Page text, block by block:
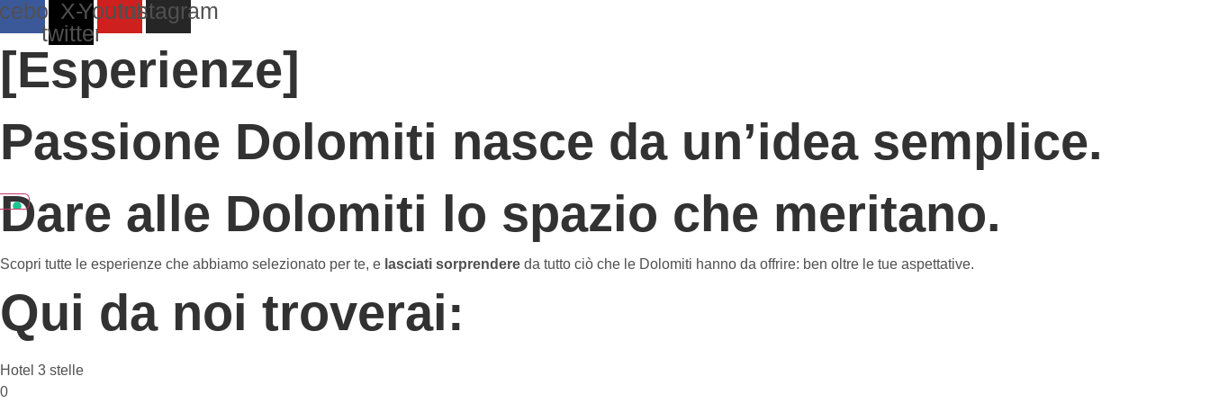
X-
twitter
YoutubeInstagram
[Esperienze]
Passione Dolomiti nasce da un’idea semplice.
Dare alle Dolomiti lo spazio che meritano.
Scopri tutte le esperienze che abbiamo selezionato per te, e lasciati sorprendere da tutto ciò che le Dolomiti hanno da offrire: ben oltre le tue aspettative.
Qui da noi troverai:
Hotel 3 stelle
0